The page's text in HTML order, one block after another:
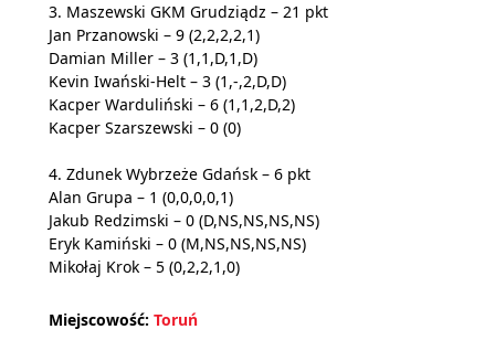
3. Maszewski GKM Grudziądz – 21 pkt
Jan Przanowski – 9 (2,2,2,2,1)
Damian Miller – 3 (1,1,D,1,D)
Kevin Iwański-Helt – 3 (1,-,2,D,D)
Kacper Warduliński – 6 (1,1,2,D,2)
Kacper Szarszewski – 0 (0)
4. Zdunek Wybrzeże Gdańsk – 6 pkt
Alan Grupa – 1 (0,0,0,0,1)
Jakub Redzimski – 0 (D,NS,NS,NS,NS)
Eryk Kamiński – 0 (M,NS,NS,NS,NS)
Mikołaj Krok – 5 (0,2,2,1,0)
Miejscowość: Toruń